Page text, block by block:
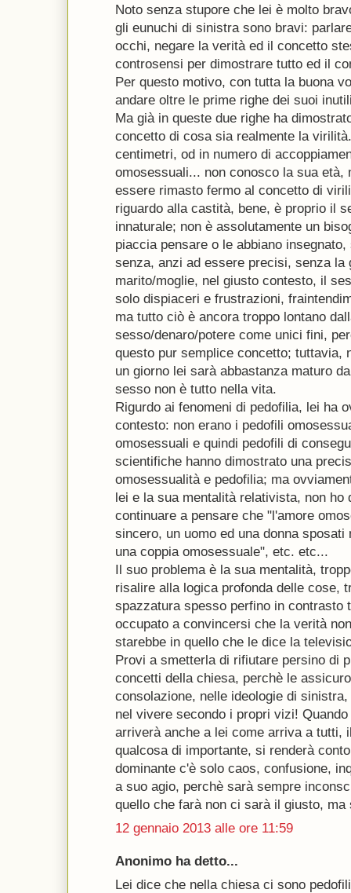
Noto senza stupore che lei è molto
gli eunuchi di sinistra sono bravi:
occhi, negare la verità ed il concetto
controsensi per dimostrare tutto ed il
Per questo motivo, con tutta la buona
andare oltre le prime righe dei suoi
Ma già in queste due righe ha
concetto di cosa sia realmente la
centimetri, od in numero di
omosessuali... non conosco la sua età,
essere rimasto fermo al concetto di
riguardo alla castità, bene, è proprio il
innaturale; non è assolutamente un
piaccia pensare o le abbiano
senza, anzi ad essere precisi, senza la
marito/moglie, nel giusto contesto, il
solo dispiaceri e frustrazioni,
ma tutto ciò è ancora troppo lontano
sesso/denaro/potere come unici fini,
questo pur semplice concetto; tuttavia,
un giorno lei sarà abbastanza maturo
sesso non è tutto nella vita.
Rigurdo ai fenomeni di pedofilia, lei ha
contesto: non erano i pedofili
omosessuali e quindi pedofili di
scientifiche hanno dimostrato una
omosessualità e pedofilia; ma
lei e la sua mentalità relativista, non ho
continuare a pensare che "l'amore
sincero, un uomo ed una donna
una coppia omosessuale", etc. etc...
Il suo problema è la sua mentalità,
risalire alla logica profonda delle cose,
spazzatura spesso perfino in contrasto
occupato a convincersi che la verità
starebbe in quello che le dice la
Provi a smetterla di rifiutare persino di
concetti della chiesa, perchè le
consolazione, nelle ideologie di
nel vivere secondo i propri vizi!
arriverà anche a lei come arriva a tutti,
qualcosa di importante, si renderà
dominante c'è solo caos, confusione,
a suo agio, perchè sarà sempre
quello che farà non ci sarà il giusto,
12 gennaio 2013 alle ore 11:59
Anonimo ha detto...
Lei dice che nella chiesa ci sono